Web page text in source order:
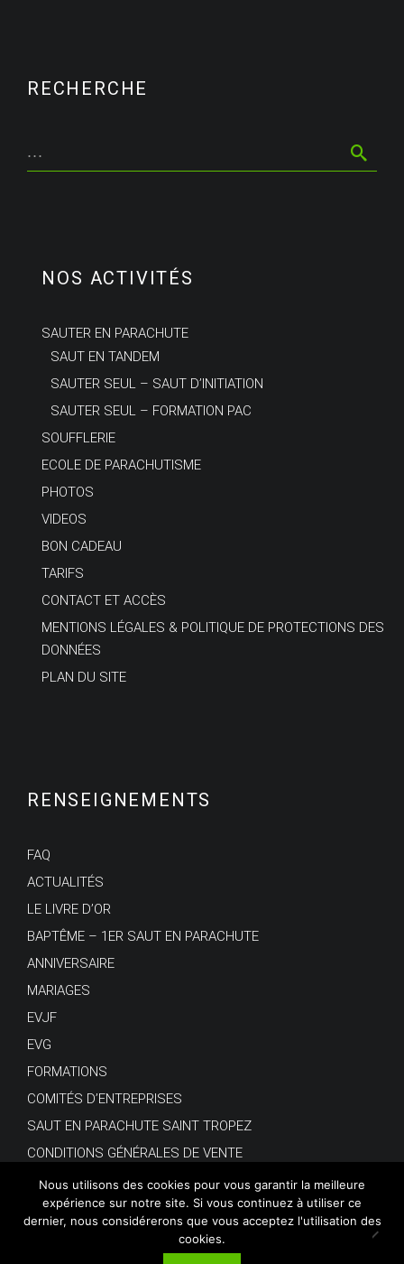
RECHERCHE
NOS ACTIVITÉS
SAUTER EN PARACHUTE
SAUT EN TANDEM
SAUTER SEUL – SAUT D’INITIATION
SAUTER SEUL – FORMATION PAC
SOUFFLERIE
ECOLE DE PARACHUTISME
PHOTOS
VIDEOS
BON CADEAU
TARIFS
CONTACT ET ACCÈS
MENTIONS LÉGALES & POLITIQUE DE PROTECTIONS DES
DONNÉES
PLAN DU SITE
RENSEIGNEMENTS
FAQ
ACTUALITÉS
LE LIVRE D’OR
BAPTÊME – 1ER SAUT EN PARACHUTE
ANNIVERSAIRE
MARIAGES
EVJF
EVG
FORMATIONS
COMITÉS D’ENTREPRISES
SAUT EN PARACHUTE SAINT TROPEZ
CONDITIONS GÉNÉRALES DE VENTE
Nous utilisons des cookies pour vous garantir la meilleure
expérience sur notre site. Si vous continuez à utiliser ce
dernier, nous considérerons que vous acceptez l'utilisation des
cookies.